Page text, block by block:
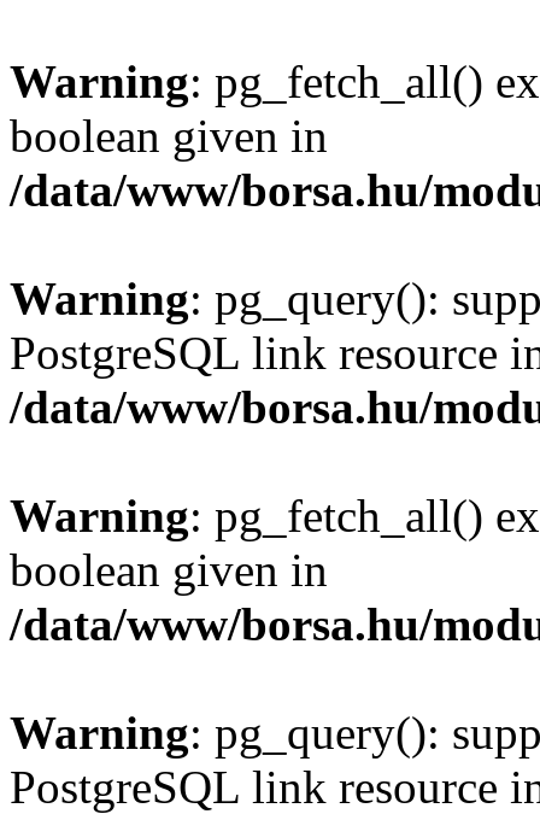
Warning: pg_fetch_all()
boolean given in
/data/www/borsa.hu/
Warning: pg_query():
PostgreSQL link resource
/data/www/borsa.hu/
Warning: pg_fetch_all()
boolean given in
/data/www/borsa.hu/
Warning: pg_query():
PostgreSQL link resource